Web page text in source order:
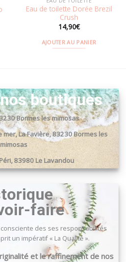
Eau de toilette Dorée Brezil
Crush
14,90€
AJOUTER AU PANIER
boutiques
Bormes les mimosas
La Favière, 83230 Bormes les
mimosas
83980 Le Lavandou
faire
des ses responsabilités
un impératif « La Qualité ».
et le raffinement de nos